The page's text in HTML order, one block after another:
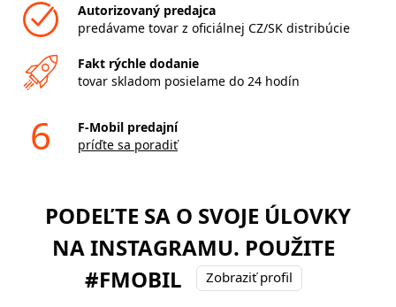
Autorizovaný predajca
predávame tovar z oficiálnej CZ/SK distribúcie
Fakt rýchle dodanie
tovar skladom posielame do 24 hodín
6
F-Mobil predajní
príďte sa poradiť
PODEĽTE SA O SVOJE ÚLOVKY
NA INSTAGRAMU. POUŽITE
#FMOBIL
Zobraziť profil